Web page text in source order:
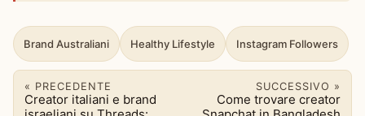
Brand Australiani Healthy Lifestyle Instagram Followers
« PRECEDENTE
Creator italiani e brand
SUCCESSIVO »
Come trovare creator